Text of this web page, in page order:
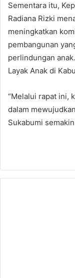
Sementara itu,
Radiana Rizki
meningkatkan
pembangunan
perlindungan
Layak Anak di
“Melalui rapat ini,
dalam
Sukabumi